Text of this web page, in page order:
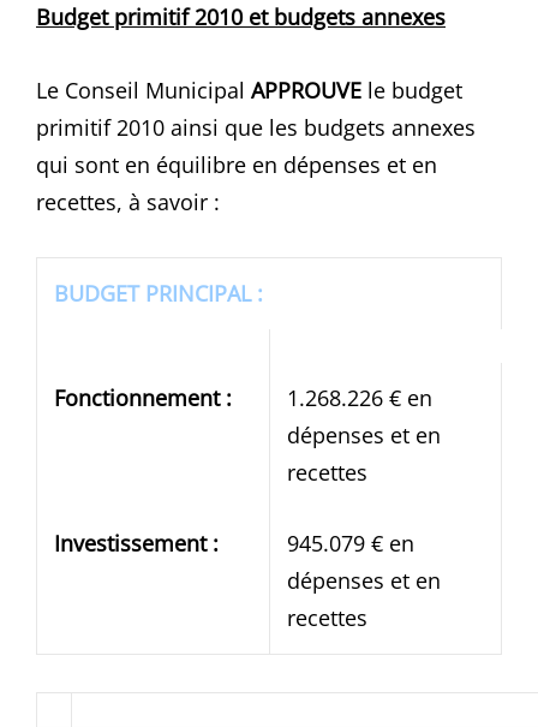
Budget primitif 2010 et budgets annexes
Le Conseil Municipal APPROUVE le budget
primitif 2010 ainsi que les budgets annexes
qui sont en équilibre en dépenses et en
recettes, à savoir :
BUDGET PRINCIPAL :
Fonctionnement :
1.268.226 € en
dépenses et en
recettes
Investissement :
945.079 € en
dépenses et en
recettes